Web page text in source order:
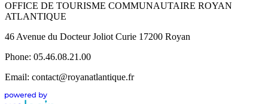
OFFICE DE TOURISME COMMUNAUTAIRE ROYAN
ATLANTIQUE
46 Avenue du Docteur Joliot Curie 17200 Royan
Phone: 05.46.08.21.00
Email: contact@royanatlantique.fr